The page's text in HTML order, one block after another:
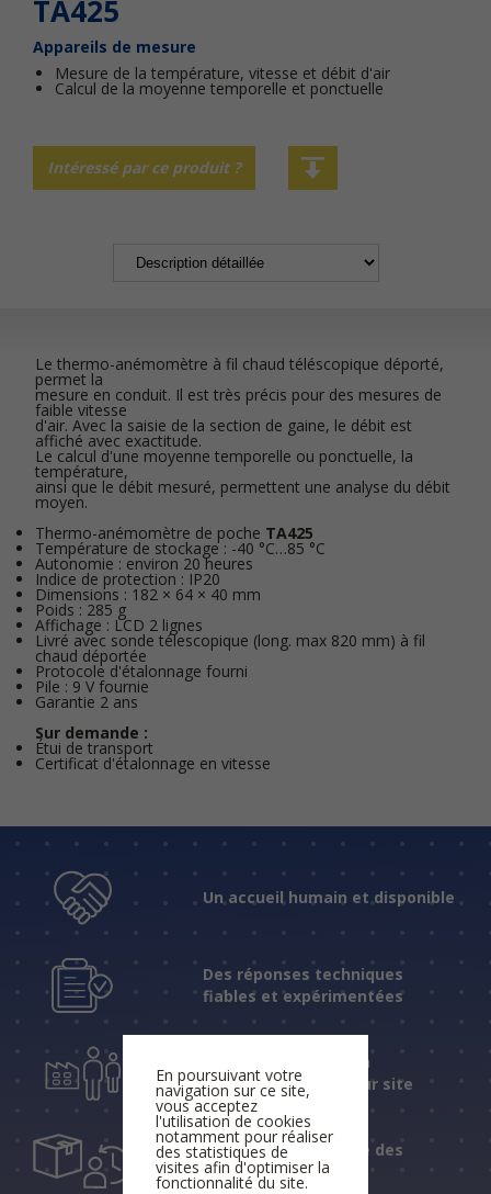
TA425
Appareils de mesure
Mesure de la température, vitesse et débit d'air
Calcul de la moyenne temporelle et ponctuelle
Intéressé par ce produit ?
Le thermo-anémomètre à fil chaud téléscopique déporté,
permet la
mesure en conduit. Il est très précis pour des mesures de
faible vitesse
d'air. Avec la saisie de la section de gaine, le débit est
affiché avec exactitude.
Le calcul d'une moyenne temporelle ou ponctuelle, la
température,
ainsi que le débit mesuré, permettent une analyse du débit
moyen.
Thermo-anémomètre de poche TA425
Température de stockage : -40 °C…85 °C
Autonomie : environ 20 heures
Indice de protection : IP20
Dimensions : 182 × 64 × 40 mm
Poids : 285 g
Affichage : LCD 2 lignes
Livré avec sonde télescopique (long. max 820 mm) à fil
chaud déportée
Protocole d'étalonnage fourni
Pile : 9 V fournie
Garantie 2 ans
Sur demande :
Étui de transport
Certificat d'étalonnage en vitesse
Un accueil humain et disponible
Des réponses techniques
fiables et expérimentées
Une assistance et un
accompagnement sur site
Un suivi personnalisé des
livraisons
En poursuivant votre
navigation sur ce site,
vous acceptez
l'utilisation de cookies
notamment pour réaliser
des statistiques de
visites afin d'optimiser la
fonctionnalité du site.